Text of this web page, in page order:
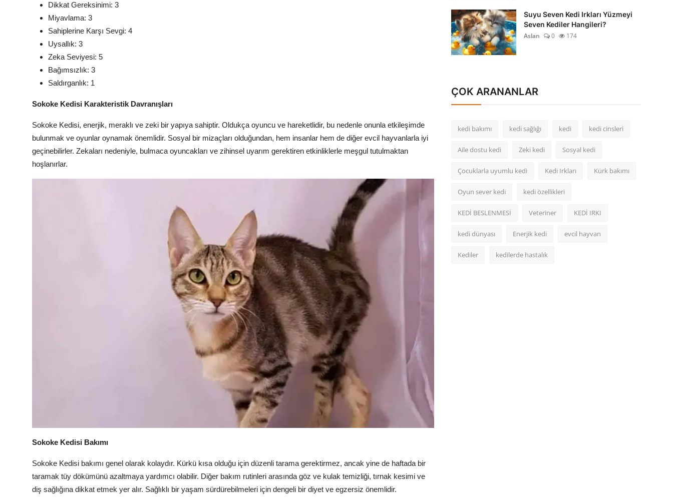
Dikkat Gereksinimi: 3
Miyavlama: 3
Sahiplerine Karşı Sevgi: 4
Uysallık: 3
Zeka Seviyesi: 5
Bağımsızlık: 3
Saldırganlık: 1
Sokoke Kedisi Karakteristik Davranışları
Sokoke Kedisi, enerjik, meraklı ve zeki bir yapıya sahiptir. Oldukça oyuncu ve hareketlidir, bu nedenle onunla etkileşimde
bulunmak ve oyunlar oynamak önemlidir. Sosyal bir mizaçları olduğundan, hem insanlar hem de diğer evcil hayvanlarla iyi
geçinebilirler. Zekaları nedeniyle, bulmaca oyuncakları ve zihinsel uyarım gerektiren etkinliklerle meşgul tutulmaktan
hoşlanırlar.
Sokoke Kedisi Bakımı
Sokoke Kedisi bakımı genel olarak kolaydır. Kürkü kısa olduğu için düzenli tarama gerektirmez, ancak yine de haftada bir
taramak tüy dökümünü azaltmaya yardımcı olabilir. Diğer bakım rutinleri arasında göz ve kulak temizliği, tırnak kesimi ve
diş sağlığına dikkat etmek yer alır. Sağlıklı bir yaşam sürdürebilmeleri için dengeli bir diyet ve egzersiz önemlidir.
Suyu Seven Kedi Irkları Yüzmeyi
Seven Kediler Hangileri?
Aslan
0 174
ÇOK ARANANLAR
kedi bakımı kedi sağlığı kedi kedi cinsleri
Aile dostu kedi Zeki kedi Sosyal kedi
Çocuklarla uyumlu kedi Kedi Irkları Kürk bakımı
Oyun sever kedi kedi özellikleri
KEDİ BESLENMESİ Veteriner KEDİ IRKI
kedi dünyası Enerjik kedi evcil hayvan
Kediler kedilerde hastalık